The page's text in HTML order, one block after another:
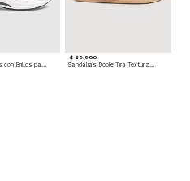
Tenis Deportivas con Brillos para mujer
$ 69.900
Sandalias Doble Tira Texturizada